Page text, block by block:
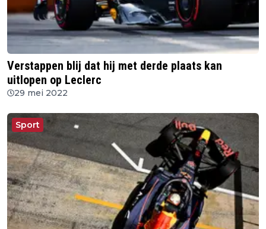
Verstappen blij dat hij met derde plaats kan
uitlopen op Leclerc
29 mei 2022
Sport